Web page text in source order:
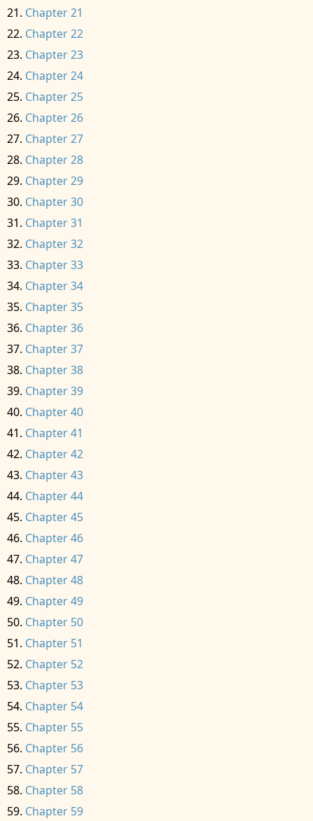
Chapter 21
Chapter 22
Chapter 23
Chapter 24
Chapter 25
Chapter 26
Chapter 27
Chapter 28
Chapter 29
Chapter 30
Chapter 31
Chapter 32
Chapter 33
Chapter 34
Chapter 35
Chapter 36
Chapter 37
Chapter 38
Chapter 39
Chapter 40
Chapter 41
Chapter 42
Chapter 43
Chapter 44
Chapter 45
Chapter 46
Chapter 47
Chapter 48
Chapter 49
Chapter 50
Chapter 51
Chapter 52
Chapter 53
Chapter 54
Chapter 55
Chapter 56
Chapter 57
Chapter 58
Chapter 59